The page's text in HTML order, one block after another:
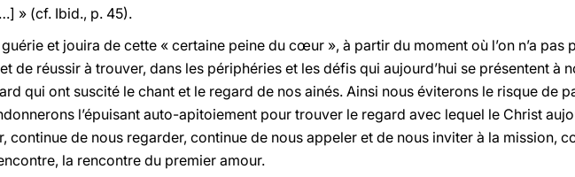
» (cf. Ibid., p. 45).
et jouira de cette « certaine peine du cœur », à partir du moment où l’on n’a pas
de réussir à trouver, dans les périphéries et les défis qui aujourd’hui se présentent à
qui ont suscité le chant et le regard de nos ainés. Ainsi nous éviterons le risque de
l’épuisant auto-apitoiement pour trouver le regard avec lequel le Christ
continue de nous regarder, continue de nous appeler et de nous inviter à la mission,
la rencontre du premier amour.